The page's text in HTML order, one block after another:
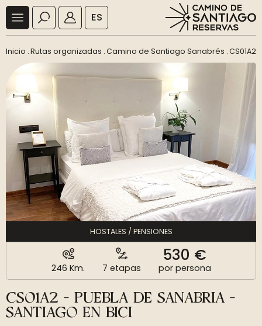
ES
Inicio .Rutas organizadas .Camino de Santiago Sanabrés .CS01A2
HOSTALES / PENSIONES
246 Km. 7 etapas
530 €
por persona
CS01A2 - PUEBLA DE SANABRIA -
SANTIAGO EN BICI